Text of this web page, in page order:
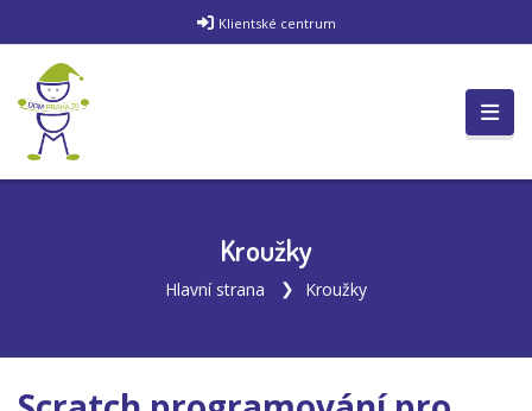
Klientské centrum
Kroužky
Hlavní strana Kroužky